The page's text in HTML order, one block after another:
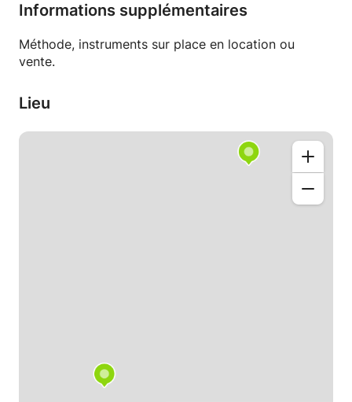
Informations supplémentaires
Méthode, instruments sur place en location ou
vente.
Lieu